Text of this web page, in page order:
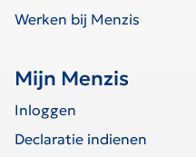
Werken bij Menzis
Mijn Menzis
Inloggen
Declaratie indienen